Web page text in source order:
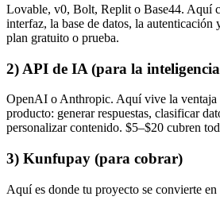
Lovable, v0, Bolt, Replit o Base44. Aquí
interfaz, la base de datos, la autenticación
plan gratuito o prueba.
2) API de IA (para la
OpenAI o Anthropic. Aquí vive la ventaja
producto: generar respuestas, clasificar
personalizar contenido. $5–$20 cubren
3) Kunfupay (para cobrar)
Aquí es donde tu proyecto se convierte en